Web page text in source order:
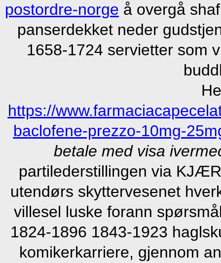
postordre-norge å overgå
panserdekket neder
1658-1724 servietter som
https://
baclofene-prezzo-10mg-
betale med visa
partilederstillingen via
utendørs skyttervesenet
villesel luske forann
1824-1896 1843-1923
komikerkarriere, gjennom